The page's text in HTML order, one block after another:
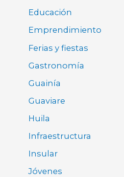
Educación
Emprendimiento
Ferias y fiestas
Gastronomía
Guainía
Guaviare
Huila
Infraestructura
Insular
Jóvenes